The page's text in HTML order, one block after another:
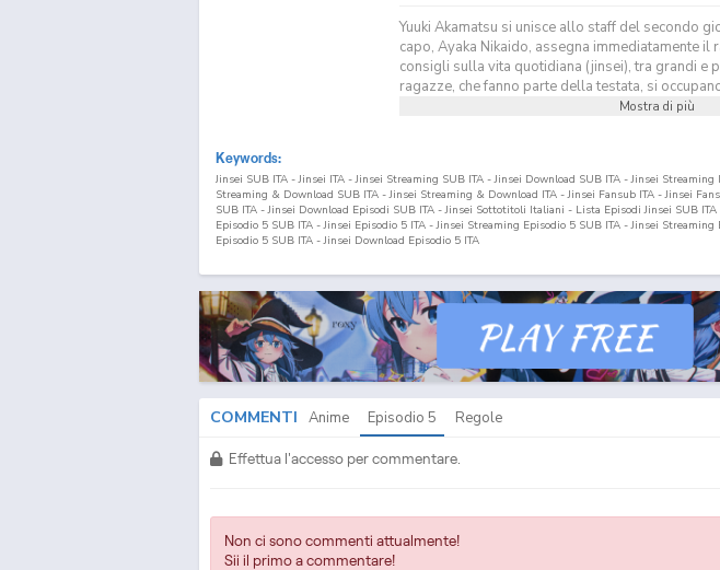
Yuuki Akamatsu si unisce allo staff del secondo
capo, Ayaka Nikaido, assegna immediatamente il
consigli sulla vita quotidiana (jinsei), tra grandi e
ragazze, che fanno parte della testata, si
Mostra di più
Keywords:
Jinsei SUB ITA - Jinsei ITA - Jinsei Streaming SUB ITA - Jinsei Download SUB ITA - Jinsei Streaming
Streaming & Download SUB ITA - Jinsei Streaming & Download ITA - Jinsei Fansub ITA - Jinsei
SUB ITA - Jinsei Download Episodi SUB ITA - Jinsei Sottotitoli Italiani - Lista Episodi Jinsei SUB
Episodio 5 SUB ITA - Jinsei Episodio 5 ITA - Jinsei Streaming Episodio 5 SUB ITA - Jinsei Streaming
Episodio 5 SUB ITA - Jinsei Download Episodio 5 ITA
COMMENTI Anime Episodio 5 Regole
Effettua l'accesso per commentare.
Non ci sono commenti attualmente!
Sii il primo a commentare!